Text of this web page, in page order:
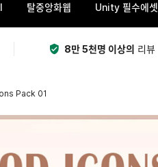
탈중앙화웹 Unity 필수에셋
8만 5천명 이상의 리뷰
Pack 01